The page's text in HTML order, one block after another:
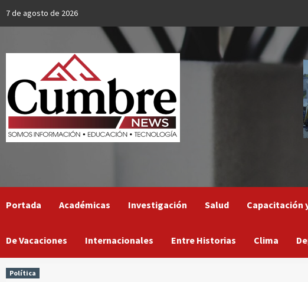
7 de agosto de 2026
Portada Académicas Investigación Salud Capacitación
De Vacaciones Internacionales Entre Historias Clima
Política